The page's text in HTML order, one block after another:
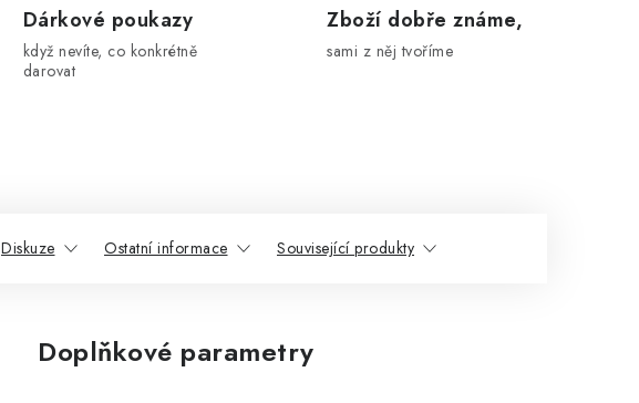
Dárkové poukazy
když nevíte, co konkrétně
darovat
Zboží dobře známe,
sami z něj tvoříme
Diskuze Ostatní informace Související produkty
Doplňkové parametry